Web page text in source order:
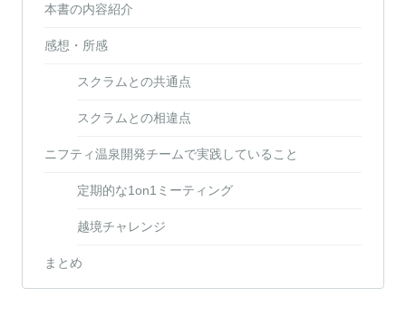
本書の内容紹介
感想・所感
スクラムとの共通点
スクラムとの相違点
ニフティ温泉開発チームで実践していること
定期的な1on1ミーティング
越境チャレンジ
まとめ